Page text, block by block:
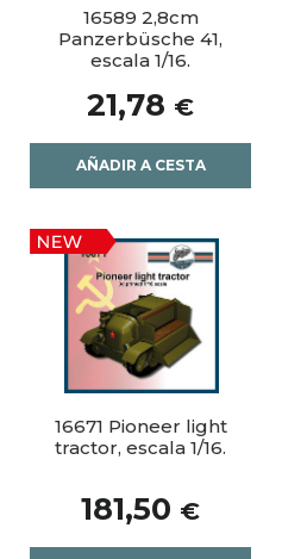
16589 2,8cm
Panzerbüsche 41,
escala 1/16.
21,78 €
AÑADIR A CESTA
16671 Pioneer light
tractor, escala 1/16.
181,50 €